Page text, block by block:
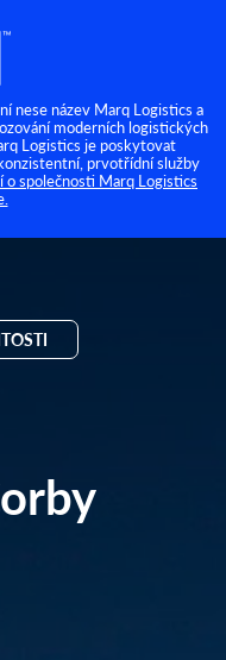
nese název Marq Logistics a
moderních logistických
Logistics je poskytovat
prvotřídní služby
o společnosti Marq Logistics